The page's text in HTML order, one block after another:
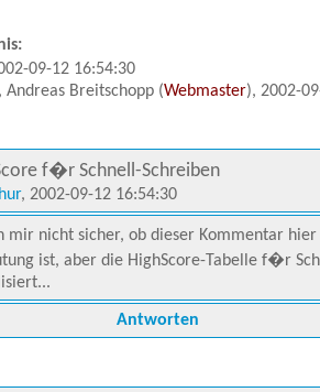
09-12 16:54:30
, Andreas Breitschopp (Webmaster), 2002-
f�r Schnell-Schreiben
, 2002-09-12 16:54:30
mir nicht sicher, ob dieser Kommentar
ist, aber die HighScore-Tabelle f�r
Antworten